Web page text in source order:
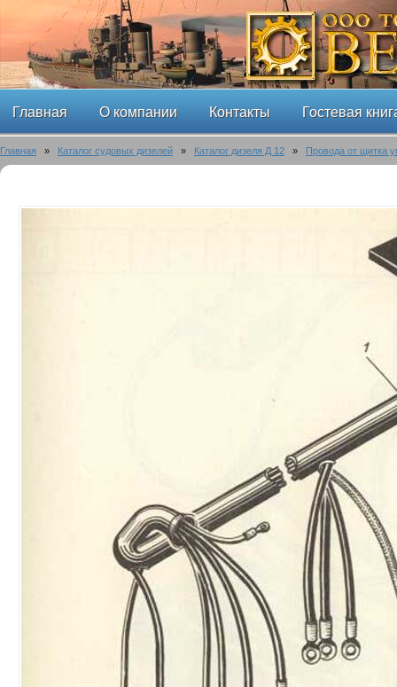
Главная О компании Контакты Гостевая
Главная » Каталог судовых дизелей » Каталог дизеля Д 12 » Провода от щитка